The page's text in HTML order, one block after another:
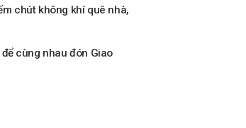
chút không khí quê nhà,
cùng nhau đón Giao